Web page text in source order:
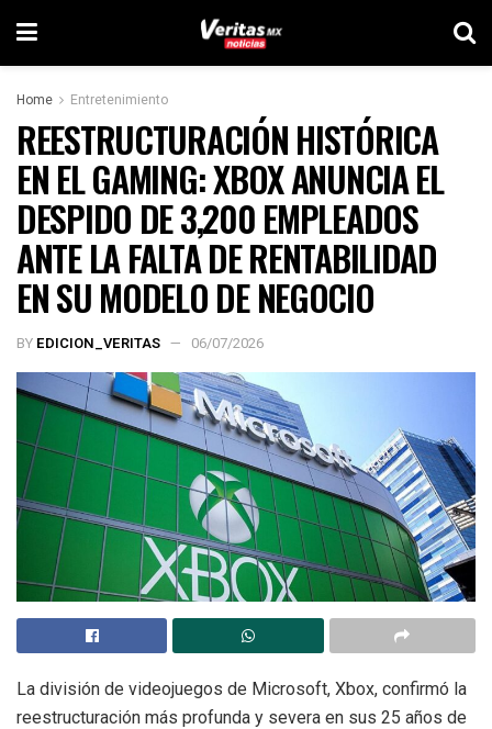
Home Entretenimiento
REESTRUCTURACIÓN HISTÓRICA
EN EL GAMING: XBOX ANUNCIA EL
DESPIDO DE 3,200 EMPLEADOS
ANTE LA FALTA DE RENTABILIDAD
EN SU MODELO DE NEGOCIO
BY EDICION_VERITAS 06/07/2026
La división de videojuegos de Microsoft, Xbox, confirmó la
reestructuración más profunda y severa en sus 25 años de